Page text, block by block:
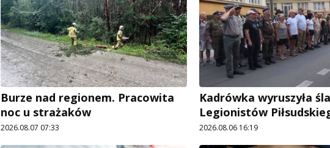
Burze nad regionem. Pracowita
noc u strażaków
2026.08.07 07:33
Kadrówka wyruszyła
Legionistów
2026.08.06 16:19